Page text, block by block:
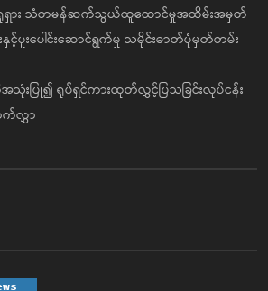
-ရုရှား သံတမန်ဆက်သွယ်ထူထောင်မှုအထိမ်းအမှတ်
းနှင့်ပူးပေါင်းဆောင်ရွက်မှု သမိုင်းဓာတ်ပုံမှတ်တမ်း
ပြု၍ ရုပ်ရှင်ကားထုတ်လွှင့်ပြသခြင်းလုပ်ငန်း
က်လွှာ